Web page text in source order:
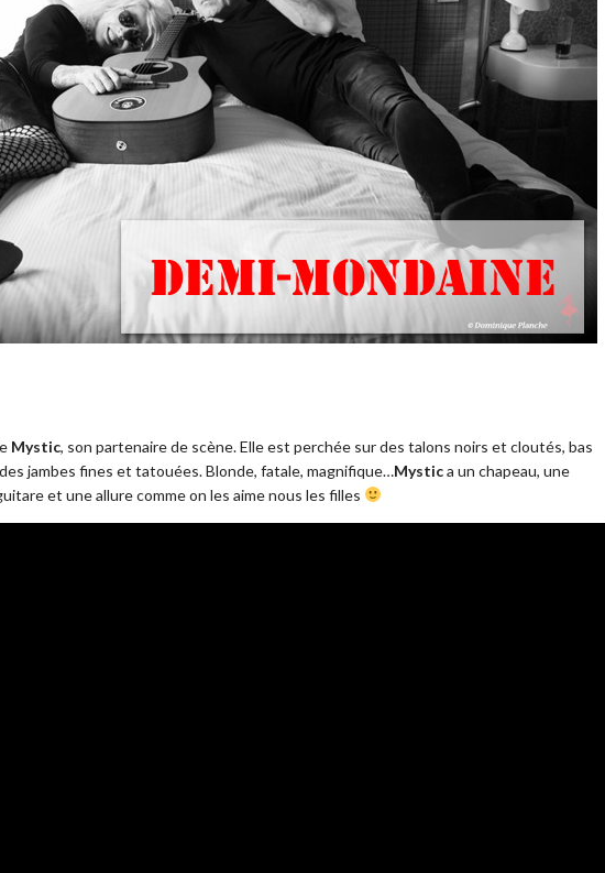
Mystic, son partenaire de scène. Elle est perchée sur des talons noirs et cloutés, bas
jambes fines et tatouées. Blonde, fatale, magnifique…Mystica un chapeau, une
et une allure comme on les aime nous les filles